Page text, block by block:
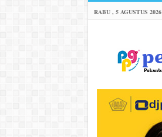
RABU , 5 AGUSTUS 2026